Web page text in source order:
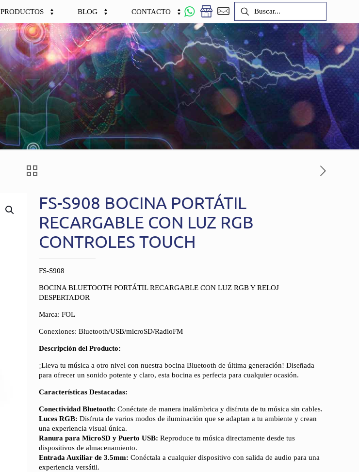
PRODUCTOS BLOG CONTACTO
FS-S908 BOCINA PORTÁTIL
RECARGABLE CON LUZ RGB
CONTROLES TOUCH
FS-S908
BOCINA BLUETOOTH PORTÁTIL RECARGABLE CON LUZ RGB Y RELOJ
DESPERTADOR
Marca: FOL
Conexiones: Bluetooth/USB/microSD/RadioFM
Descripción del Producto:
¡Lleva tu música a otro nivel con nuestra bocina Bluetooth de última generación! Diseñada
para ofrecer un sonido potente y claro, esta bocina es perfecta para cualquier ocasión.
Características Destacadas:
Conectividad Bluetooth: Conéctate de manera inalámbrica y disfruta de tu música sin cables.
Luces RGB: Disfruta de varios modos de iluminación que se adaptan a tu ambiente y crean
una experiencia visual única.
Ranura para MicroSD y Puerto USB: Reproduce tu música directamente desde tus
dispositivos de almacenamiento.
Entrada Auxiliar de 3.5mm: Conéctala a cualquier dispositivo con salida de audio para una
experiencia versátil.